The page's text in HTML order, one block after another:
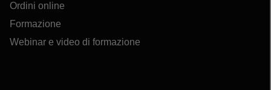
Ordini online
Formazione
Webinar e video di formazione